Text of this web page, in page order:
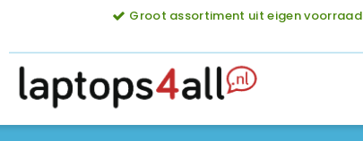
Groot assortiment uit eigen voorraad